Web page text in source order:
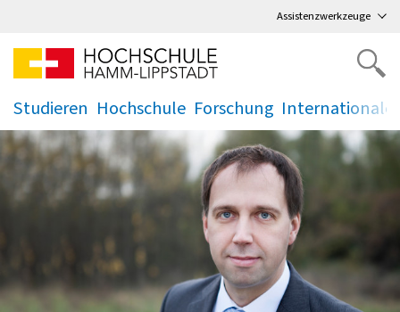
Assistenzwerkzeuge
Studieren
.
Hochschule
.
Forschung
.